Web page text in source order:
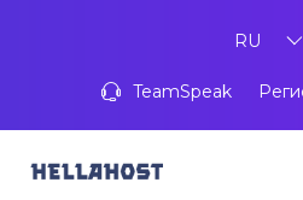
RU
TeamSpeak